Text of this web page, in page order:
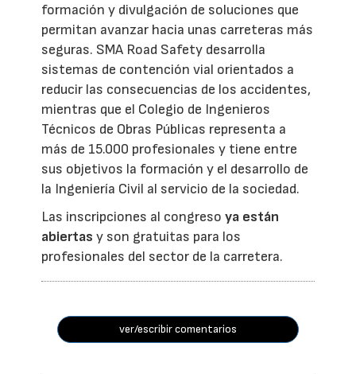
formación y divulgación de soluciones que
permitan avanzar hacia unas carreteras más
seguras. SMA Road Safety desarrolla
sistemas de contención vial orientados a
reducir las consecuencias de los accidentes,
mientras que el Colegio de Ingenieros
Técnicos de Obras Públicas representa a
más de 15.000 profesionales y tiene entre
sus objetivos la formación y el desarrollo de
la Ingeniería Civil al servicio de la sociedad.
Las inscripciones al congresoya están
abiertas y son gratuitas para los
profesionales del sector de la carretera.
ver/escribir comentarios